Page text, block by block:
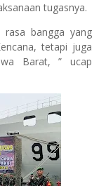
tugasnya.
rasa bangga yang
tetapi juga
Barat, ” ucap